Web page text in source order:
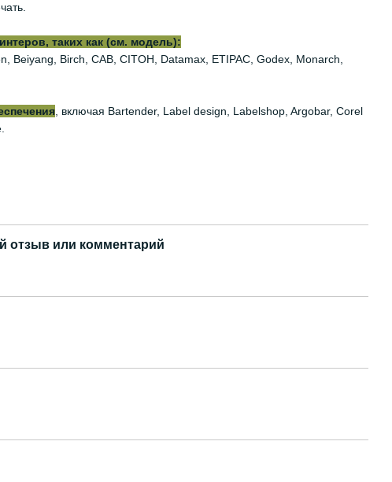
таких как (см. модель):
Beiyang, Birch, CAB, CITOH, Datamax, ETIPAC, Godex, Monarch,
, включая Bartender, Label design, Labelshop, Argobar, Corel
отзыв или комментарий